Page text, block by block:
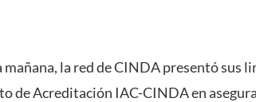
mañana, la red de CINDA presentó sus
de Acreditación IAC-CINDA en